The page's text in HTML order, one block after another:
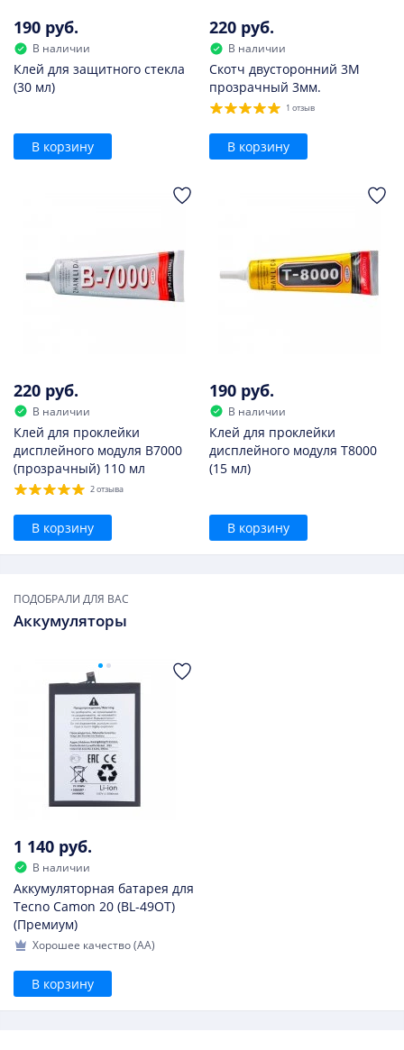
190 руб.
В наличии
Клей для защитного стекла
(30 мл)
В корзину
220 руб.
В наличии
Скотч двусторонний 3M
прозрачный 3мм.
1 отзыв
В корзину
220 руб.
В наличии
Клей для проклейки
дисплейного модуля B7000
(прозрачный) 110 мл
2 отзыва
В корзину
190 руб.
В наличии
Клей для проклейки
дисплейного модуля T8000
(15 мл)
В корзину
ПОДОБРАЛИ ДЛЯ ВАС
Аккумуляторы
1 140 руб.
В наличии
Аккумуляторная батарея для
Tecno Camon 20 (BL-49OT)
(Премиум)
Хорошее качество (AA)
В корзину